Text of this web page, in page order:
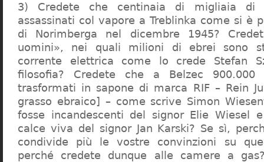
3) Credete che centinaia di migliaia di
assassinati col vapore a Treblinka come si è
di Norimberga nel dicembre 1945?
uomini», nei quali milioni di ebrei sono
corrente elettrica come lo crede Stefan
filosofia? Credete che a Belzec
trasformati in sapone di marca RIF – Rein
grasso ebraico] – come scrive Simon
fosse incandescenti del signor Elie Wiesel
calce viva del signor Jan Karski? Se sì,
condivide più le vostre convinzioni su
perché credete dunque alle camere a